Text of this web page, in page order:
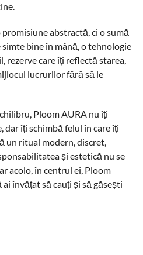
abstractă, ci o sumă
simte bine în mână, o tehnologie
rezerve care îți reflectă starea,
lucrurilor fără să le
Ploom AURA nu îți
dar îți schimbă felul în care îți
un ritual modern, discret,
și estetică nu se
acolo, în centrul ei, Ploom
învățat să cauți și să găsești